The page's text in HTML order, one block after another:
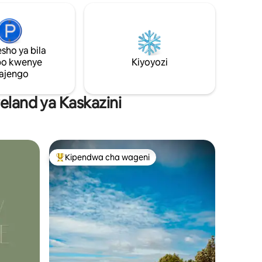
Fleti
yetu,
ya Gari
wageni wetu mayai katika kifurushi chetu
cha ukaribisho. Mtafute pony wa
Falabella anayeitwa Honey na mbuzi
ya bila
kwenye
Kiyoyozi
ya Kaskazini
Kipendwa maarufu cha wageni
Kipendwa cha wageni